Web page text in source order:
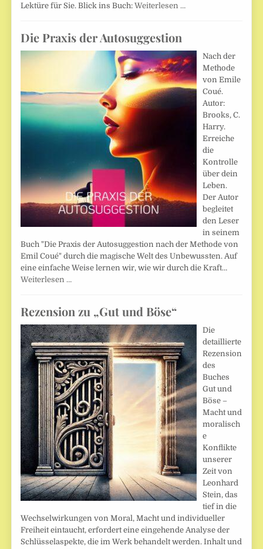
Lektüre für Sie. Blick ins Buch:Weiterlesen …
Die Praxis der Autosuggestion
Nach der
Methode
von Emile
Coué.
Autor:
Brooks, C.
Harry.
Erreiche
die
Kontrolle
über dein
Leben.
Der Autor
begleitet
den Leser
in seinem
Buch "Die Praxis der Autosuggestion nach der Methode von
Emil Coué" durch die magische Welt des Unbewussten. Auf
eine einfache Weise lernen wir, wie wir durch die Kraft…
Weiterlesen …
Rezension zu „Gut und Böse“
Die
detaillierte
Rezension
des
Buches
Gut und
Böse –
Macht und
moralisch
e
Konflikte
unserer
Zeit von
Leonhard
Stein, das
tief in die
Wechselwirkungen von Moral, Macht und individueller
Freiheit eintaucht, erfordert eine eingehende Analyse der
Schlüsselaspekte, die im Werk behandelt werden. Inhalt und